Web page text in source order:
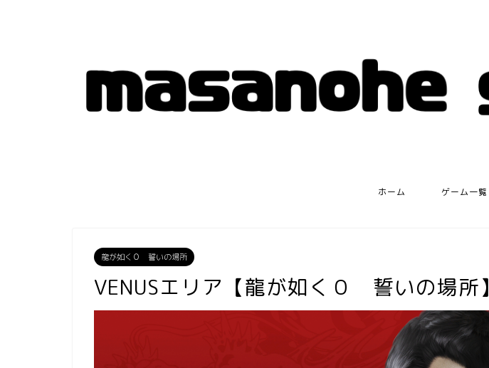
ホーム ゲーム一覧
龍が如く０ 誓いの場所
VENUSエリア【龍が如く０ 誓いの場所】